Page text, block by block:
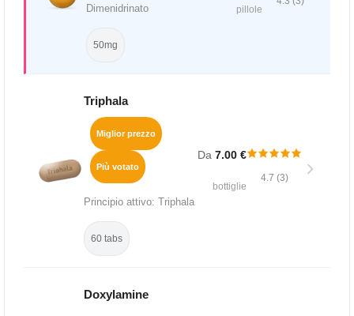
Dimenidrinato
50mg
pillole
Triphala
Miglior prezzo
Più votato
Principio attivo: Triphala
60 tabs
Da 7.00 €
bottiglie
4.7 (3)
Doxylamine